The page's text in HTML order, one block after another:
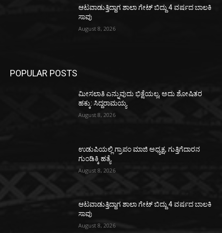
ಆಟವಾಡುತ್ತಿದ್ದಾಗ ಶಾಲಾ ಗೇಟ್‌ ಬಿದ್ದು 4 ವರ್ಷದ ಬಾಲಕಿ
ಸಾವು
August 8, 2026
POPULAR POSTS
ಮೀಸಲಾತಿ ಎನ್ನುವುದು ಭಿಕ್ಷೆಯಲ್ಲ, ಅದು ಶೋಷಿತರ
ಹಕ್ಕು: ಸಿದ್ದರಾಮಯ್ಯ
August 8, 2026
ಉಡುಪಿಯಲ್ಲಿ ಗ್ರಾಪಂ ಮಾಜಿ ಅಧ್ಯಕ್ಷ, ಗುತ್ತಿಗೆದಾರನ
ಗುಂಡಿಕ್ಕಿ ಹತ್ಯೆ
August 8, 2026
ಆಟವಾಡುತ್ತಿದ್ದಾಗ ಶಾಲಾ ಗೇಟ್‌ ಬಿದ್ದು 4 ವರ್ಷದ ಬಾಲಕಿ
ಸಾವು
August 8, 2026